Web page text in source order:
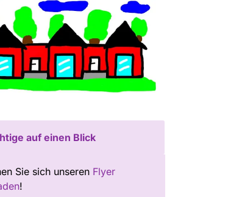
auf einen Blick
Sie sich unseren Flyer
!